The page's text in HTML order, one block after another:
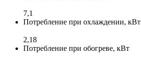
7,1
Потребление при охлаждении, кВт
2,18
Потребление при обогреве, кВт